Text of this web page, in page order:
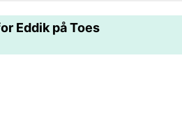
Helse Folkehelse Og
Helse
Eddik på Toes